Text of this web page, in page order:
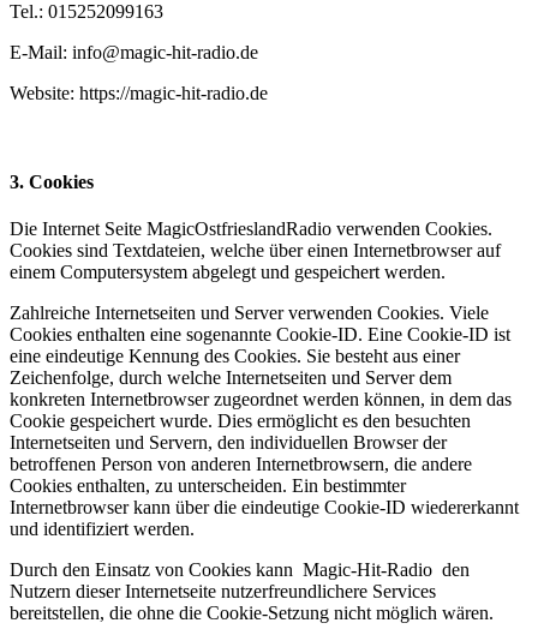
Tel.: 015252099163
E-Mail: info@magic-hit-radio.de
Website: https://magic-hit-radio.de
3. Cookies
Die Internet Seite MagicOstfrieslandRadio verwenden Cookies.
Cookies sind Textdateien, welche über einen Internetbrowser auf
einem Computersystem abgelegt und gespeichert werden.
Zahlreiche Internetseiten und Server verwenden Cookies. Viele
Cookies enthalten eine sogenannte Cookie-ID. Eine Cookie-ID ist
eine eindeutige Kennung des Cookies. Sie besteht aus einer
Zeichenfolge, durch welche Internetseiten und Server dem
konkreten Internetbrowser zugeordnet werden können, in dem das
Cookie gespeichert wurde. Dies ermöglicht es den besuchten
Internetseiten und Servern, den individuellen Browser der
betroffenen Person von anderen Internetbrowsern, die andere
Cookies enthalten, zu unterscheiden. Ein bestimmter
Internetbrowser kann über die eindeutige Cookie-ID wiedererkannt
und identifiziert werden.
Durch den Einsatz von Cookies kann Magic-Hit-Radio den
Nutzern dieser Internetseite nutzerfreundlichere Services
bereitstellen, die ohne die Cookie-Setzung nicht möglich wären.